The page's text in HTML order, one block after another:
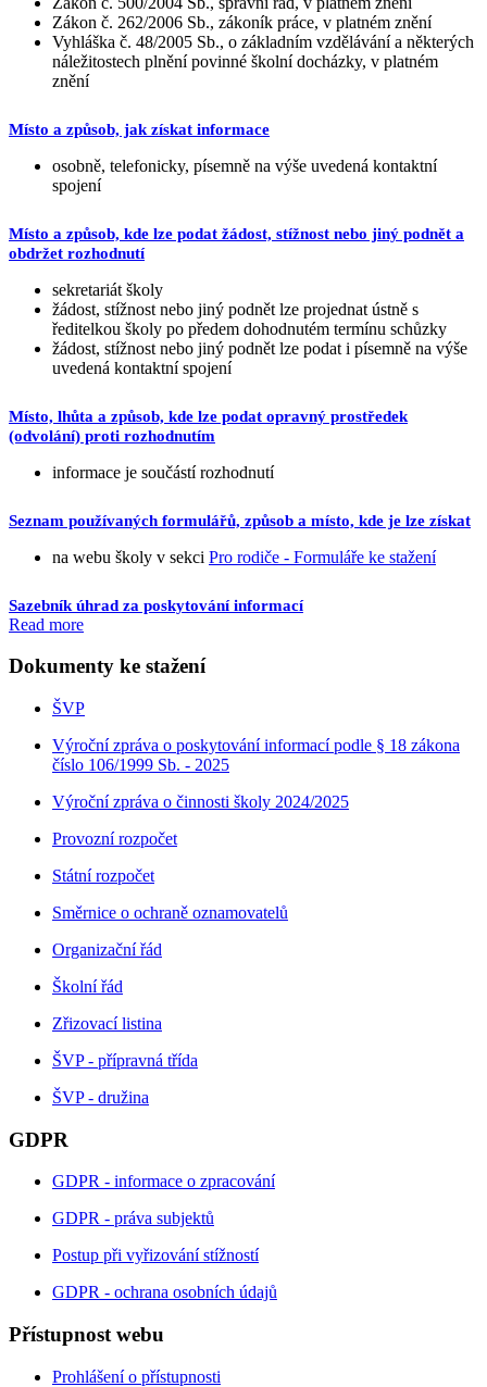
Zákon č. 262/2006 Sb., zákoník práce, v platném znění
Vyhláška č. 48/2005 Sb., o základním vzdělávání a některých
náležitostech plnění povinné školní docházky, v platném
znění
Místo a způsob, jak získat informace
osobně, telefonicky, písemně na výše uvedená kontaktní
spojení
Místo a způsob, kde lze podat žádost, stížnost nebo jiný podnět a
obdržet rozhodnutí
sekretariát školy
žádost, stížnost nebo jiný podnět lze projednat ústně s
ředitelkou školy po předem dohodnutém termínu schůzky
žádost, stížnost nebo jiný podnět lze podat i písemně na výše
uvedená kontaktní spojení
Místo, lhůta a způsob, kde lze podat opravný prostředek
(odvolání) proti rozhodnutím
informace je součástí rozhodnutí
Seznam používaných formulářů, způsob a místo, kde je lze získat
na webu školy v sekci Pro rodiče - Formuláře ke stažení
Sazebník úhrad za poskytování informací
Read more
Dokumenty ke stažení
ŠVP
Výroční zpráva o poskytování informací podle § 18 zákona
číslo 106/1999 Sb. - 2025
Výroční zpráva o činnosti školy 2024/2025
Provozní rozpočet
Státní rozpočet
Směrnice o ochraně oznamovatelů
Organizační řád
Školní řád
Zřizovací listina
ŠVP - přípravná třída
ŠVP - družina
GDPR
GDPR - informace o zpracování
GDPR - práva subjektů
Postup při vyřizování stížností
GDPR - ochrana osobních údajů
Přístupnost webu
Prohlášení o přístupnosti